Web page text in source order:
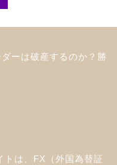
ーは破産するのか？勝
トは、FX（外国為替証